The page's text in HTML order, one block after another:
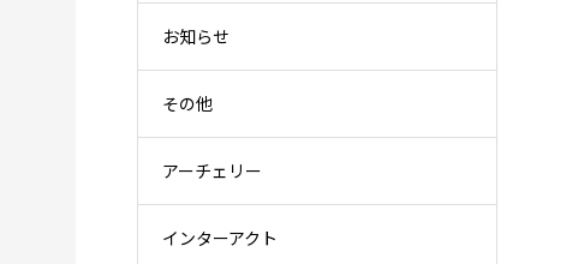
お知らせ
その他
アーチェリー
インターアクト